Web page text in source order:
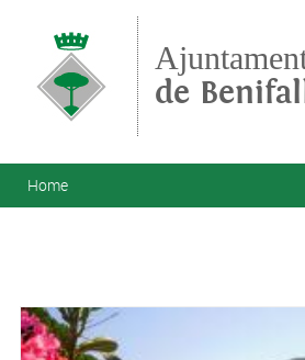
de
You are here
Home